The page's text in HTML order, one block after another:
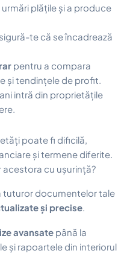
plățile și a produce
te că se încadrează
pentru a compara
și tendințele de profit.
intră din proprietățile
poate fi dificilă,
și termene diferite.
cu ușurință?
tuturor documentelor tale
și precise.
avansate până la
și rapoartele din interiorul